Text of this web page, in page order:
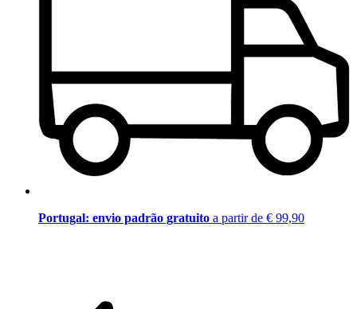
Portugal: envio padrão gratuito a partir de € 99,90